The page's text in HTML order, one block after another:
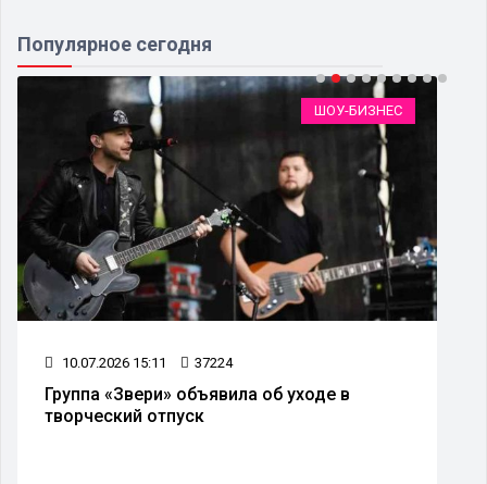
Популярное сегодня
ШОУ-БИЗНЕС
10.07.2026 15:11 37224
Группа «Звери» объявила об уходе в
творческий отпуск